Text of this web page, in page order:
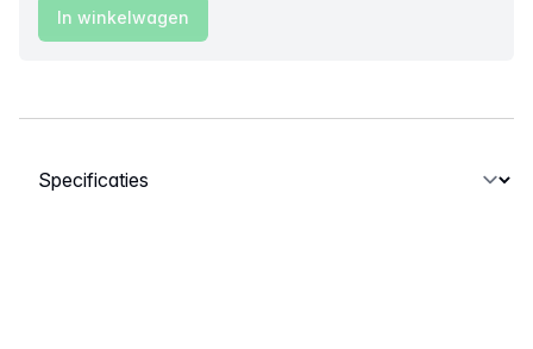
In winkelwagen
Selecteer een tabblad